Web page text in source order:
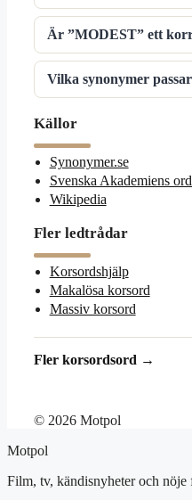
Är ”MODEST” ett
Vilka synonymer
Källor
Synonymer.se
Svenska Akademiens
Wikipedia
Fler ledtrådar
Korsordshjälp
Makalösa korsord
Massiv korsord
Fler korsordsord →
© 2026 Motpol
Motpol
Film, tv, kändisnyheter och nöje